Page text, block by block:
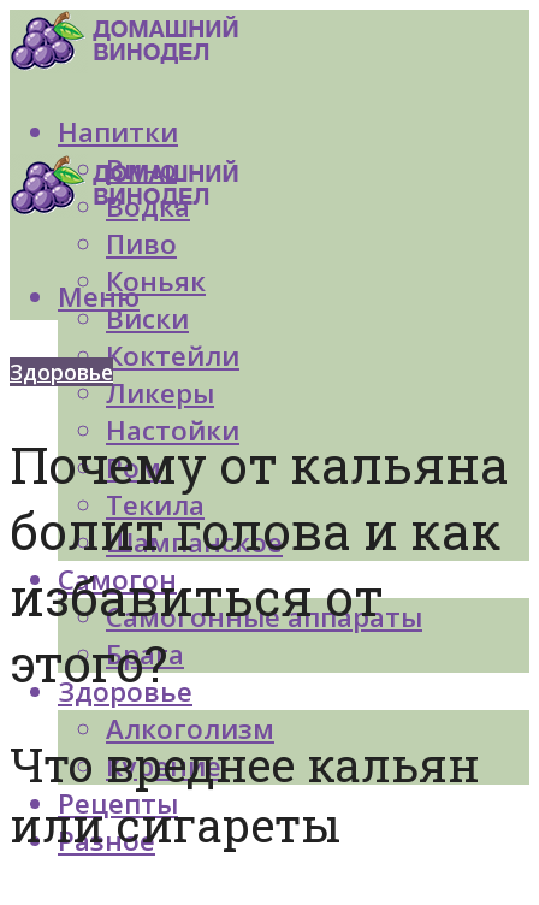
Напитки
Вино
Водка
Пиво
Коньяк
Виски
Коктейли
Ликеры
Настойки
Ром
Текила
Шампанское
Самогон
Самогонные аппараты
Брага
Здоровье
Алкоголизм
Курение
Рецепты
Разное
Меню
Здоровье
Почему от кальяна
болит голова и как
избавиться от
этого?
Что вреднее кальян
или сигареты